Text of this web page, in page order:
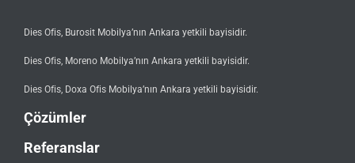
Dies Ofis, Burosit Mobilya’nın Ankara yetkili bayisidir.
Dies Ofis, Moreno Mobilya’nın Ankara yetkili bayisidir.
Dies Ofis, Doxa Ofis Mobilya’nın Ankara yetkili bayisidir.
Çözümler
Referanslar